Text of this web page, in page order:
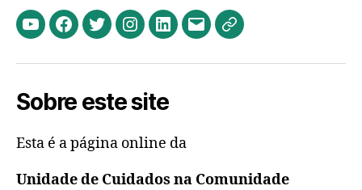
YoutubeFacebook
TwitterInstagram
LinkedIn
EmailPolítica
Sobre este site
Esta é a página online da
Unidade de Cuidados na Comunidade